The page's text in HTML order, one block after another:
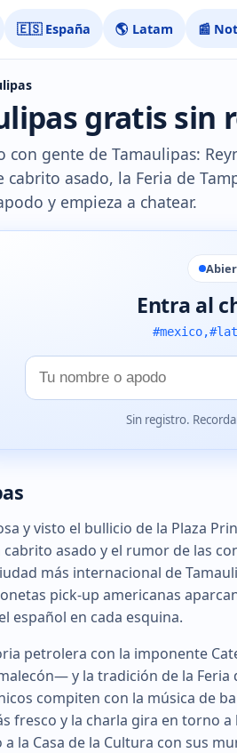
🇪🇸 España 🌎 Latam 📰
gratis sin
gente de Tamaulipas:
asado, la Feria de
y empieza a chatear.
Entra al
Tu
nombre
Sin registro.
y visto el bullicio de la Plaza
asado y el rumor de las
más internacional de
pick-up americanas
español en cada esquina.
petrolera con la imponente
y la tradición de la Feria
compiten con la música de
fresco y la charla gira en torno
la Casa de la Cultura con sus